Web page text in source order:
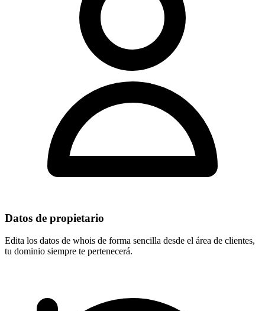
Datos de propietario
Edita los datos de whois de forma sencilla desde el área de clientes,
tu dominio siempre te pertenecerá.